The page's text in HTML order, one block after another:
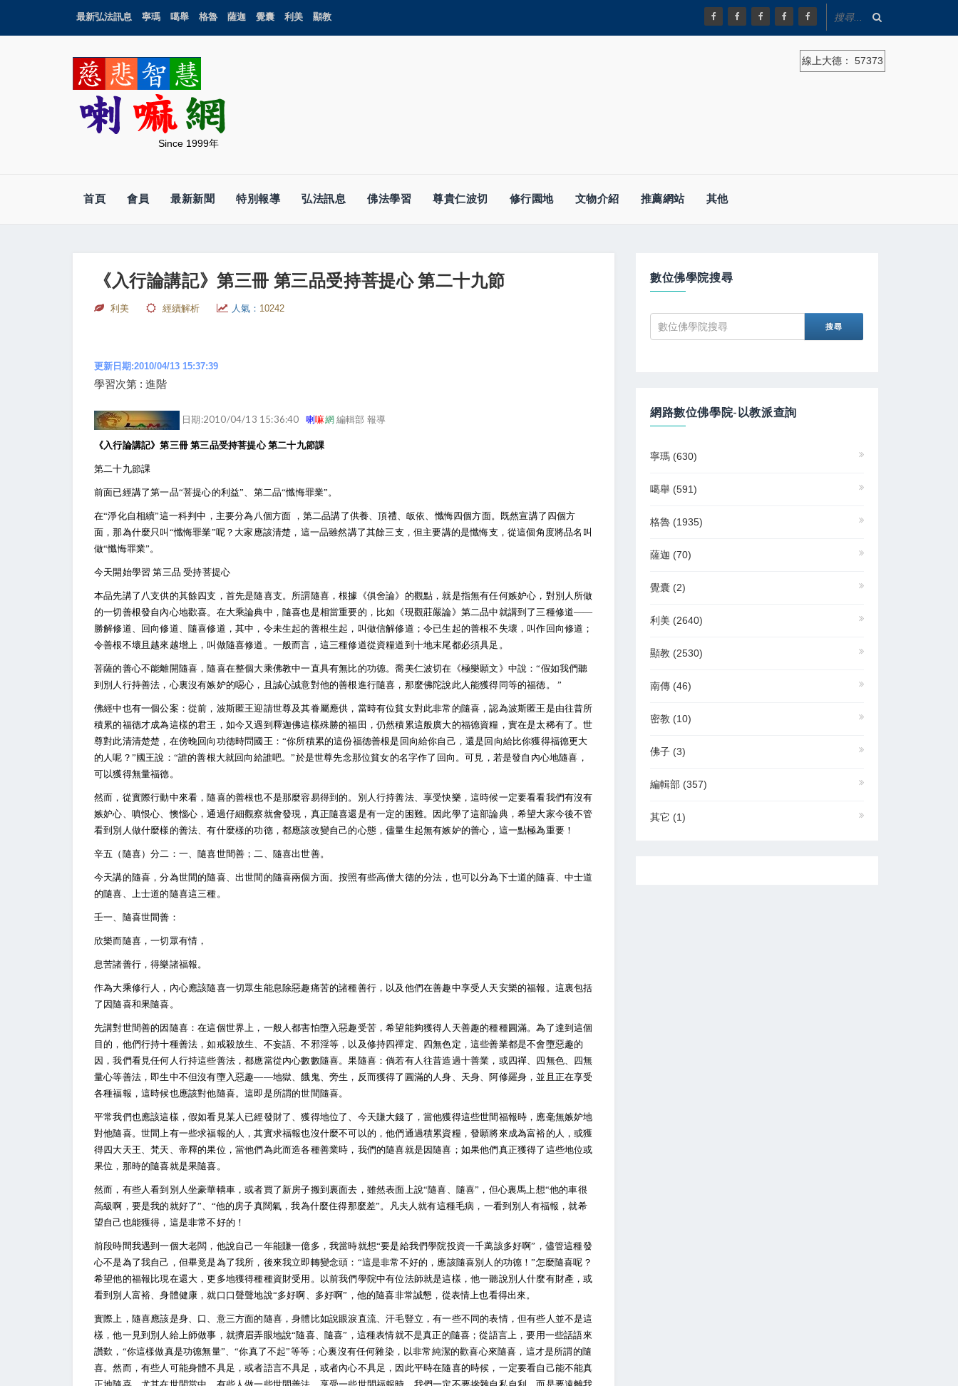
最新弘法訊息 寧瑪 噶舉 格魯 薩迦 覺囊 利美 顯教
Since 1999年
線上大德： 57373
首頁 會員 最新新聞 特別報導 弘法訊息 佛法學習 尊貴仁波切 修行園地 文物介紹 推薦網站 其他
《入行論講記》第三冊 第三品受持菩提心 第二十九節
利美 經續解析 人氣： 10242
更新日期:2010/04/13 15:37:39
學習次第 : 進階
日期:2010/04/13 15:36:40喇嘛網編輯部 報導
《入行論講記》第三冊 第三品受持菩提心 第二十九節課
第二十九節課
前面已經講了第一品“菩提心的利益”、第二品“懺悔罪業”。
在“淨化自相續”這一科判中，主要分為八個方面 ，第二品講了供養、頂禮、皈依、懺悔四個方面。既然宣講了四個方
面，那為什麼只叫“懺悔罪業”呢？大家應該清楚，這一品雖然講了其餘三支，但主要講的是懺悔支，從這個角度將品名叫
做“懺悔罪業”。
今天開始學習 第三品 受持菩提心
本品先講了八支供的其餘四支，首先是隨喜支。所謂隨喜，根據《俱舍論》的觀點，就是指無有任何嫉妒心，對別人所做
的一切善根發自內心地歡喜。在大乘論典中，隨喜也是相當重要的，比如《現觀莊嚴論》第二品中就講到了三種修道——
勝解修道、回向修道、隨喜修道，其中，令未生起的善根生起，叫做信解修道；令已生起的善根不失壞，叫作回向修道；
令善根不壞且越來越增上，叫做隨喜修道。一般而言，這三種修道從資糧道到十地末尾都必須具足。
菩薩的善心不能離開隨喜，隨喜在整個大乘佛教中一直具有無比的功德。喬美仁波切在《極樂願文》中說：“假如我們聽
到別人行持善法，心裏沒有嫉妒的噁心，且誠心誠意對他的善根進行隨喜，那麼佛陀說此人能獲得同等的福德。 ”
佛經中也有一個公案：從前，波斯匿王迎請世尊及其眷屬應供，當時有位貧女對此非常的隨喜，認為波斯匿王是由往昔所
積累的福德才成為這樣的君王，如今又遇到釋迦佛這樣殊勝的福田，仍然積累這般廣大的福德資糧，實在是太稀有了。世
尊對此清清楚楚，在傍晚回向功德時問國王：“你所積累的這份福德善根是回向給你自己，還是回向給比你獲得福德更大
的人呢？”國王說：“誰的善根大就回向給誰吧。”於是世尊先念那位貧女的名字作了回向。可見，若是發自內心地隨喜，
可以獲得無量福德。
然而，從實際行動中來看，隨喜的善根也不是那麼容易得到的。別人行持善法、享受快樂，這時候一定要看看我們有沒有
嫉妒心、嗔恨心、懊惱心，通過仔細觀察就會發現，真正隨喜還是有一定的困難。因此學了這部論典，希望大家今後不管
看到別人做什麼樣的善法、有什麼樣的功德，都應該改變自己的心態，儘量生起無有嫉妒的善心，這一點極為重要！
辛五（隨喜）分二：一、隨喜世間善；二、隨喜出世善。
今天講的隨喜，分為世間的隨喜、出世間的隨喜兩個方面。按照有些高僧大德的分法，也可以分為下士道的隨喜、中士道
的隨喜、上士道的隨喜這三種。
壬一、隨喜世間善：
欣樂而隨喜，一切眾有情，
息苦諸善行，得樂諸福報。
作為大乘修行人，內心應該隨喜一切眾生能息除惡趣痛苦的諸種善行，以及他們在善趣中享受人天安樂的福報。這裏包括
了因隨喜和果隨喜。
先講對世間善的因隨喜：在這個世界上，一般人都害怕墮入惡趣受苦，希望能夠獲得人天善趣的種種圓滿。為了達到這個
目的，他們行持十種善法，如戒殺放生、不妄語、不邪淫等，以及修持四禪定、四無色定，這些善業都是不會墮惡趣的
因，我們看見任何人行持這些善法，都應當從內心數數隨喜。果隨喜：倘若有人往昔造過十善業，或四禪、四無色、四無
量心等善法，即生中不但沒有墮入惡趣——地獄、餓鬼、旁生，反而獲得了圓滿的人身、天身、阿修羅身，並且正在享受
各種福報，這時候也應該對他隨喜。這即是所謂的世間隨喜。
平常我們也應該這樣，假如看見某人已經發財了、獲得地位了、今天賺大錢了，當他獲得這些世間福報時，應毫無嫉妒地
對他隨喜。世間上有一些求福報的人，其實求福報也沒什麼不可以的，他們通過積累資糧，發願將來成為富裕的人，或獲
得四大天王、梵天、帝釋的果位，當他們為此而造各種善業時，我們的隨喜就是因隨喜；如果他們真正獲得了這些地位或
果位，那時的隨喜就是果隨喜。
然而，有些人看到別人坐豪華轎車，或者買了新房子搬到裏面去，雖然表面上說“隨喜、隨喜”，但心裏馬上想“他的車很
高級啊，要是我的就好了”、“他的房子真闊氣，我為什麼住得那麼差”。凡夫人就有這種毛病，一看到別人有福報，就希
望自己也能獲得，這是非常不好的！
前段時間我遇到一個大老闆，他說自己一年能賺一億多，我當時就想“要是給我們學院投資一千萬該多好啊”，儘管這種發
心不是為了我自己，但畢竟是為了我所，後來我立即轉變念頭：“這是非常不好的，應該隨喜別人的功德！”怎麼隨喜呢？
希望他的福報比現在還大，更多地獲得種種資財受用。以前我們學院中有位法師就是這樣，他一聽說別人什麼有財產，或
看到別人富裕、身體健康，就口口聲聲地說“多好啊、多好啊”，他的隨喜非常誠懇，從表情上也看得出來。
實際上，隨喜應該是身、口、意三方面的隨喜，身體比如說眼淚直流、汗毛豎立，有一些不同的表情，但有些人並不是這
樣，他一見到別人給上師做事，就擠眉弄眼地說“隨喜、隨喜”，這種表情就不是真正的隨喜；從語言上，要用一些話語來
讚歎，“你這樣做真是功德無量”、“你真了不起”等等；心裏沒有任何雜染，以非常純潔的歡喜心來隨喜，這才是所謂的隨
喜。然而，有些人可能身體不具足，或者語言不具足，或者內心不具足，因此平時在隨喜的時候，一定要看自己能不能真
數位佛學院搜尋
網路數位佛學院-以教派查詢
寧瑪 (630)
噶舉 (591)
格魯 (1935)
薩迦 (70)
覺囊 (2)
利美 (2640)
顯教 (2530)
南傳 (46)
密教 (10)
佛子 (3)
編輯部 (357)
其它 (1)